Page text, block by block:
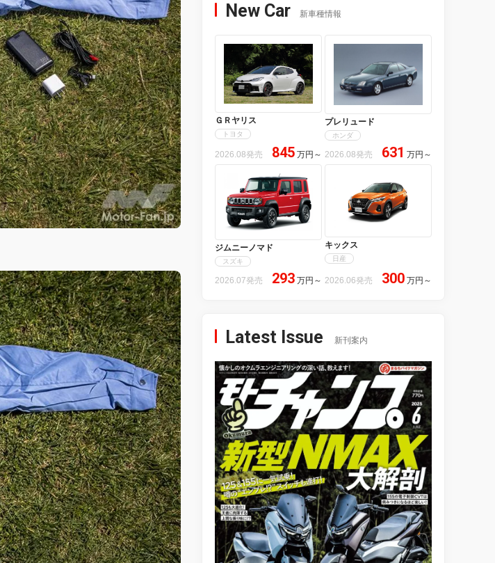
New Car 新車種情報
ＧＲヤリス
トヨタ
2026.08発売 845 万円 ～
プレリュード
ホンダ
2026.08発売 631 万円 ～
ジムニーノマド
スズキ
2026.07発売 293 万円 ～
キックス
日産
2026.06発売 300 万円 ～
Latest Issue 新刊案内